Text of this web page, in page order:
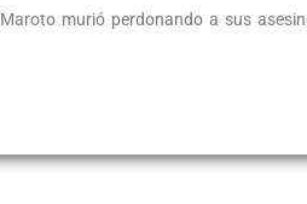
murió perdonando a sus